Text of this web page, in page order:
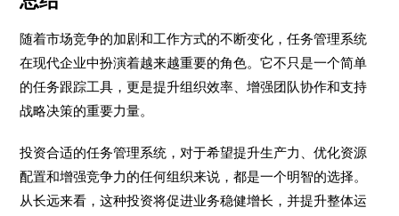
随着市场竞争的加剧和工作方式的不断变化，任务管理系统
在现代企业中扮演着越来越重要的角色。它不只是一个简单
的任务跟踪工具，更是提升组织效率、增强团队协作和支持
战略决策的重要力量。
投资合适的任务管理系统，对于希望提升生产力、优化资源
配置和增强竞争力的任何组织来说，都是一个明智的选择。
从长远来看，这种投资将促进业务稳健增长，并提升整体运